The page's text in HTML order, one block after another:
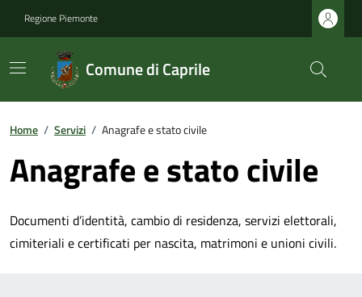
Regione Piemonte
Comune di Caprile
Home / Servizi / Anagrafe e stato civile
Anagrafe e stato civile
Documenti d’identità, cambio di residenza, servizi elettorali,
cimiteriali e certificati per nascita, matrimoni e unioni civili.